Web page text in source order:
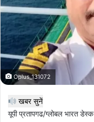
Oplus_131072
खबर सुनें
यूपी प्रतापगढ/ग्लोबल भारत डेस्क